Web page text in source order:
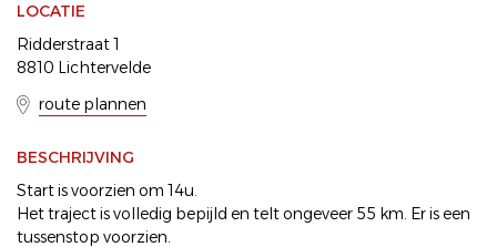
LOCATIE
Ridderstraat 1
8810 Lichtervelde
route plannen
BESCHRIJVING
Start is voorzien om 14u.
Het traject is volledig bepijld en telt ongeveer 55 km. Er is een
tussenstop voorzien.